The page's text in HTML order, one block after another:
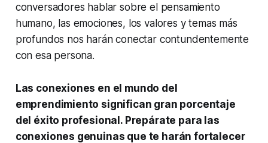
conversadores hablar sobre el pensamiento
humano, las emociones, los valores y temas más
profundos nos harán conectar contundentemente
con esa persona.
Las conexiones en el mundo del
emprendimiento significan gran porcentaje
del éxito profesional. Prepárate para las
conexiones genuinas que te harán fortalecer